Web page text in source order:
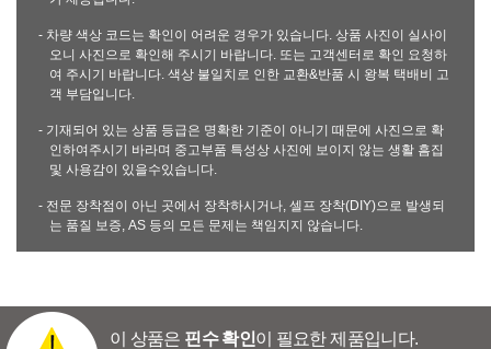
- 차량 색상 코드는 확인이 어려운 경우가 있습니다. 상품 사진이 실사이
오니 사진으로 확인해 주시기 바랍니다. 또는 고객센터로 확인 요청하
여 주시기 바랍니다. 색상 불일치로 인한 교환&반품 시 왕복 택배비 고
객 부담입니다.
- 기재되어 있는 상품 등급은 명확한 기준이 아니기 때문에 사진으로 확
인하여주시기 바라며 중고부품 특성상 사진에 보이지 않는 생활 흠집
및 사용감이 있을수있습니다.
- 전문 장착점이 아닌 곳에서 장착하시거나, 셀프 장착(DIY)으로 발생되
는 품질 보증, AS 등의 모든 문제는 책임지지 않습니다.
이 상품은 핀수 확인이 필요한 제품입니다.